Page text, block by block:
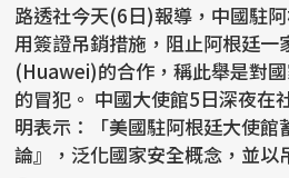
路透社今天(6日)報導，中國駐
用簽證吊銷措施，阻止阿根廷一
(Huawei)的合作，稱此舉是對
的冒犯。 中國大使館5日深夜在社群媒體上發佈一份聲
明表示：「美國駐阿根廷大使館
論』，泛化國家安全概念，並以